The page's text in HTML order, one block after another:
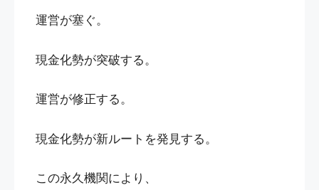
運営が塞ぐ。
現金化勢が突破する。
運営が修正する。
現金化勢が新ルートを発見する。
この永久機関により、